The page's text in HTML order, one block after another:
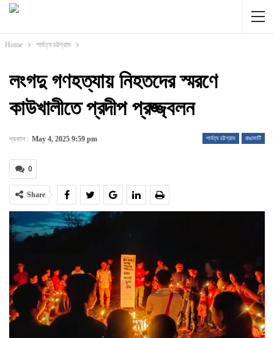
Home পার্বত্য চট্টগ্রাম
লংগদু গণহত্যায় নিহতদের স্মরণে
কাউখালীতে প্রদীপ প্রজ্জ্বলন
পার্বত্য চট্টগ্রাম রাঙামাটি
প্রকাশ : May 4, 2025 9:59 pm
0
Share